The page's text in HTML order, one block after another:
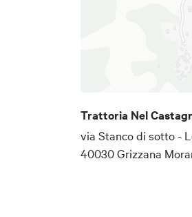
Trattoria Nel
via Stanco di sotto -
40030 Grizzana